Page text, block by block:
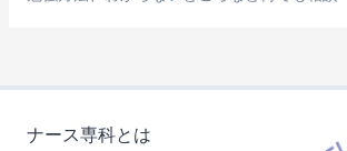
ナース専科とは